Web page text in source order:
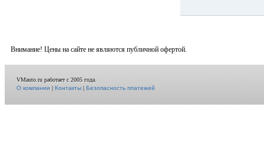
Внимание! Цены на сайте не являются публичной офертой.
VMauto.ru работает с 2005 года.
О компании|Контакты|Безопасность платежей